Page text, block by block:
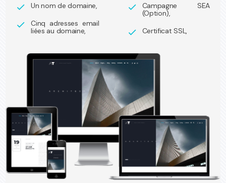
check Un nom de domaine,
check
Cinq adresses email
liées au domaine,
check
Campagne SEA
(Option),
check Certificat SSL,